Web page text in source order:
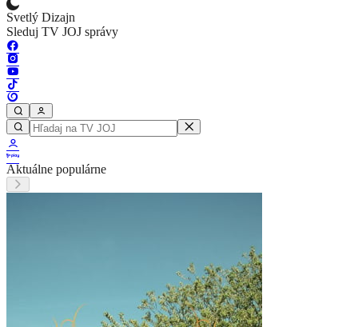
Svetlý Dizajn
Sleduj TV JOJ správy
Aktuálne populárne